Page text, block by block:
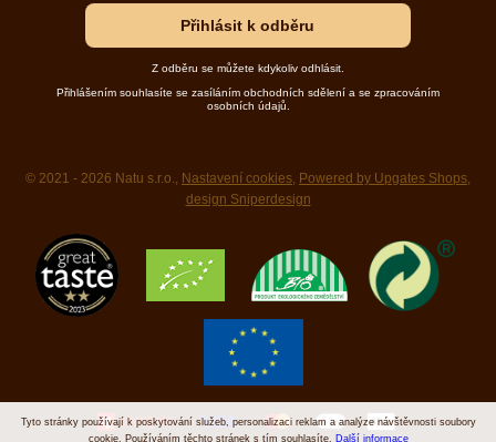
Přihlásit k odběru
Z odběru se můžete kdykoliv odhlásit.
Přihlášením souhlasíte se zasíláním obchodních sdělení a se zpracováním
osobních údajů.
© 2021 - 2026 Natu s.r.o., Nastavení cookies, Powered by Upgates Shops,
design Sniperdesign
Tyto stránky používají k poskytování služeb, personalizaci reklam a analýze návštěvnosti soubory
cookie. Používáním těchto stránek s tím souhlasíte.
Další informace